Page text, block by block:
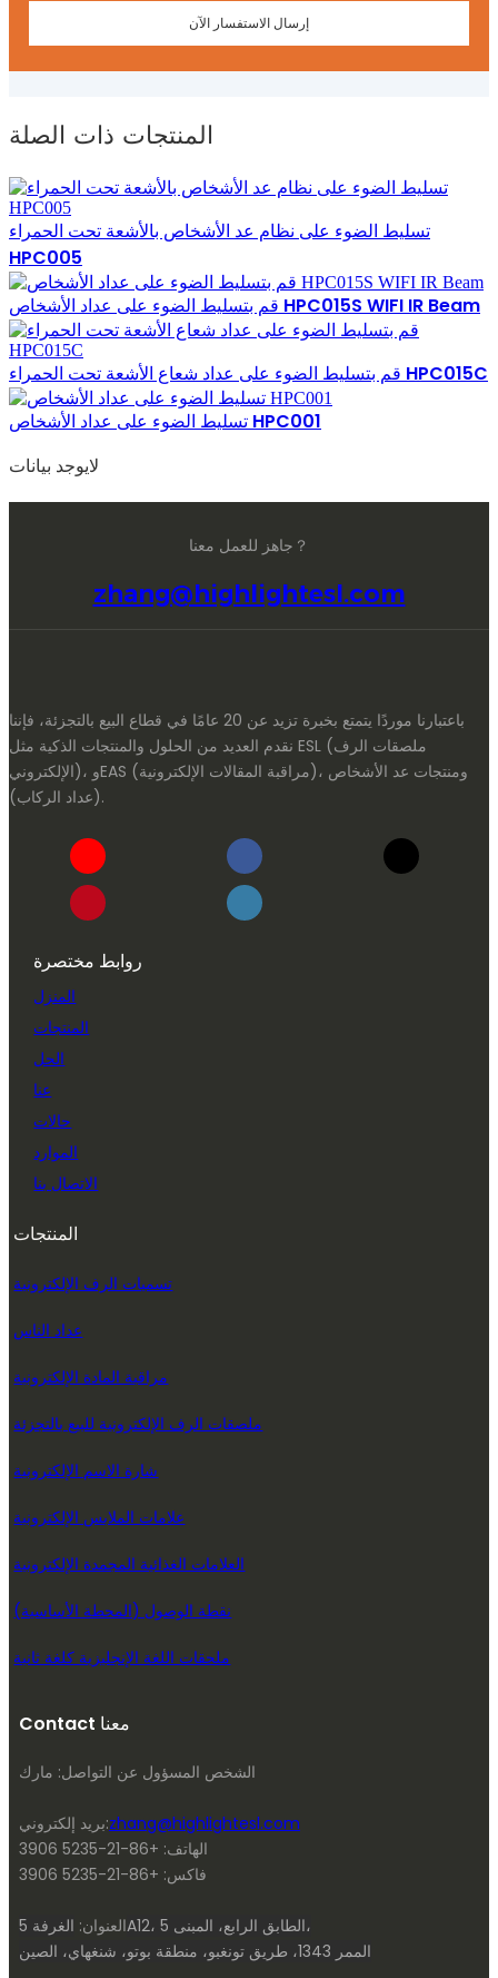
إرسال الاستفسار الآن
المنتجات ذات الصلة
تسليط الضوء على نظام عد الأشخاص بالأشعة تحت الحمراء
HPC005
قم بتسليط الضوء على عداد الأشخاص HPC015S WIFI IR Beam
قم بتسليط الضوء على عداد شعاع الأشعة تحت الحمراء HPC015C
تسليط الضوء على عداد الأشخاص HPC001
لايوجد بيانات
جاهز للعمل معنا？
zhang@highlightesl.com
باعتبارنا موردًا يتمتع بخبرة تزيد عن 20 عامًا في قطاع البيع بالتجزئة، فإننا
نقدم العديد من الحلول والمنتجات الذكية مثل ESL (ملصقات الرف
الإلكتروني)، وEAS (مراقبة المقالات الإلكترونية)، ومنتجات عد الأشخاص
(عداد الركاب).
روابط مختصرة
المنزل
المنتجات
الحل
عنا
حالات
الموارد
الاتصال بنا
المنتجات
تسميات الرف الإلكترونية
عداد الناس
مراقبة المادة الإلكترونية
ملصقات الرف الإلكترونية للبيع بالتجزئة
شارة الاسم الإلكترونية
علامات الملابس الإلكترونية
العلامات الغذائية المجمدة الإلكترونية
نقطة الوصول (المحطة الأساسية)
ملحقات اللغة الإنجليزية كلغة ثانية
Contact معنا
الشخص المسؤول عن التواصل: مارك
بريد إلكتروني:zhang@highlightesl.com
الهاتف: +86-21-5235 3906
فاكس: +86-21-5235 3906
العنوان:
الغرفة 5A12، الطابق الرابع، المبنى 5،
الممر 1343، طريق تونغبو، منطقة بوتو، شنغهاي، الصين